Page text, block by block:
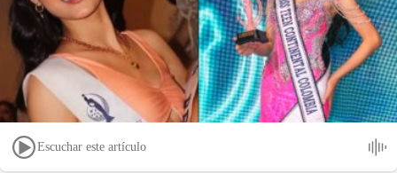
Escuchar este artículo